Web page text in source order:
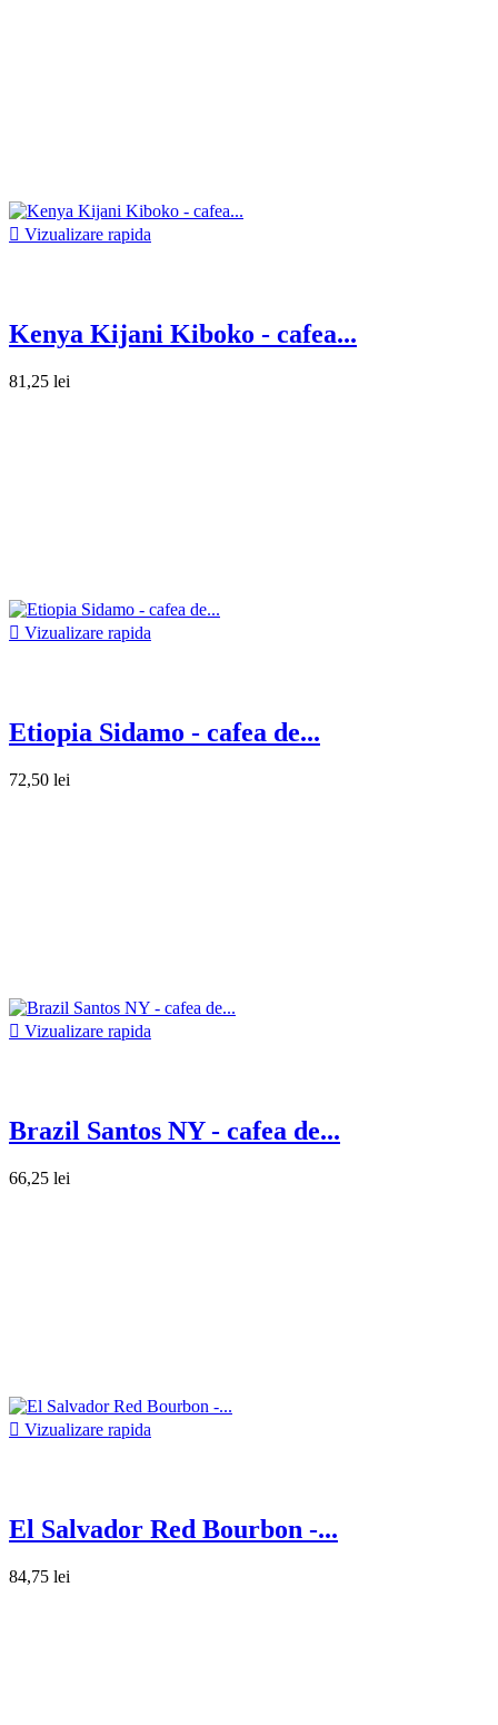
 Vizualizare rapida
Kenya Kijani Kiboko - cafea...
81,25 lei
 Vizualizare rapida
Etiopia Sidamo - cafea de...
72,50 lei
 Vizualizare rapida
Brazil Santos NY - cafea de...
66,25 lei
 Vizualizare rapida
El Salvador Red Bourbon -...
84,75 lei